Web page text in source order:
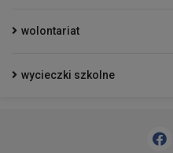
wolontariat
wycieczki szkolne